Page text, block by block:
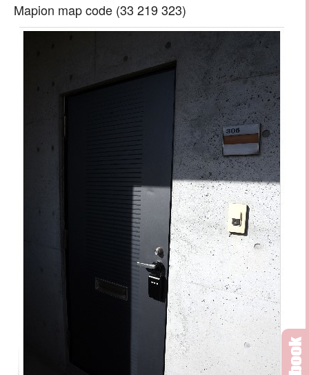
Mapion map code (33 219 323)